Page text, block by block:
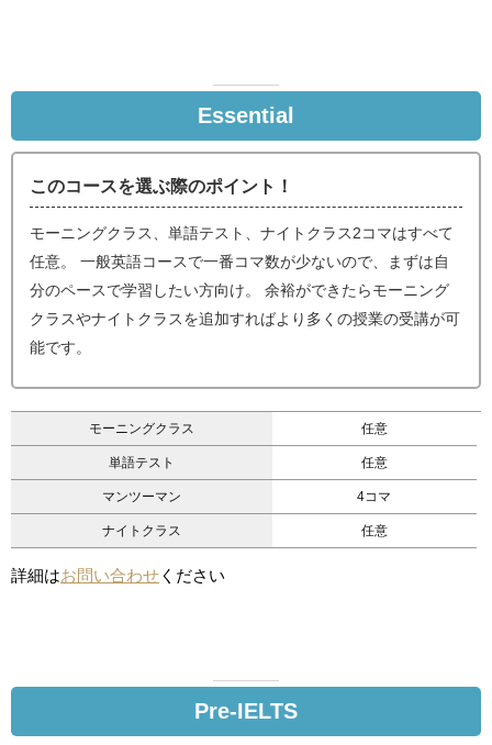
Essential
このコースを選ぶ際のポイント！
モーニングクラス、単語テスト、ナイトクラス2コマはすべて
任意。 一般英語コースで一番コマ数が少ないので、まずは自
分のペースで学習したい方向け。 余裕ができたらモーニング
クラスやナイトクラスを追加すればより多くの授業の受講が可
能です。
モーニングクラス 任意
単語テスト 任意
マンツーマン 4コマ
ナイトクラス 任意
詳細はお問い合わせ ください
Pre-IELTS